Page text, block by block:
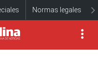
Normas legales